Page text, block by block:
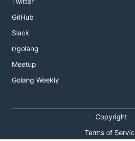
GitHub
Slack
r/golang
Meetup
Golang Weekly
Copyright
Terms of